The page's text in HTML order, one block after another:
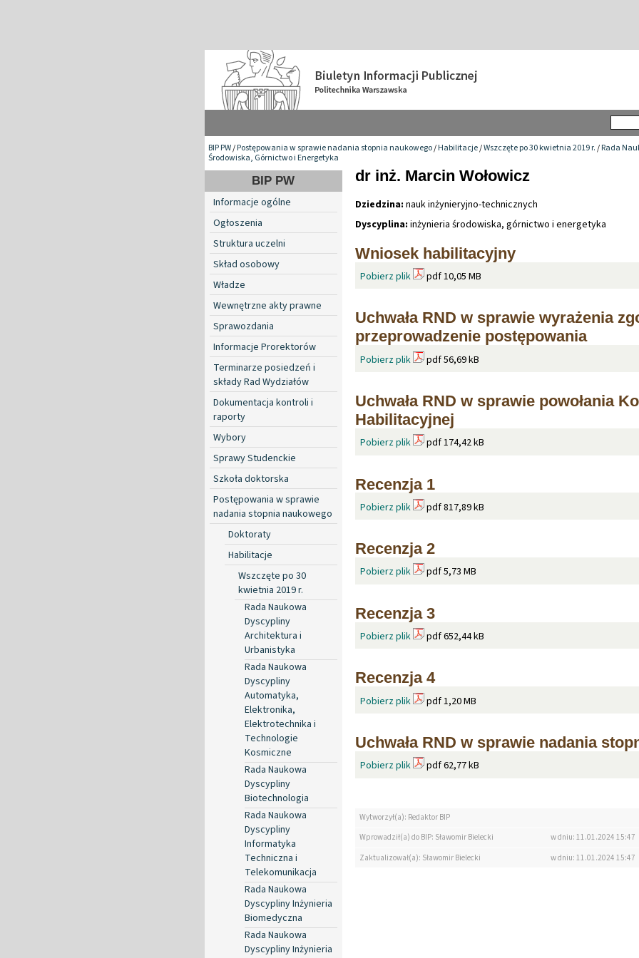
BIP PW/Postępowania w sprawie nadania stopnia naukowego/Habilitacje/Wszczęte po 30 kwietnia 2019 r./Rada
Środowiska, Górnictwo i Energetyka
BIP PW
Informacje ogólne
Ogłoszenia
Struktura uczelni
Skład osobowy
Władze
Wewnętrzne akty prawne
Sprawozdania
Informacje Prorektorów
Terminarze posiedzeń i
składy Rad Wydziałów
Dokumentacja kontroli i
raporty
Wybory
Sprawy Studenckie
Szkoła doktorska
Postępowania w sprawie
nadania stopnia naukowego
Doktoraty
Habilitacje
Wszczęte po 30
kwietnia 2019 r.
Rada Naukowa
Dyscypliny
Architektura i
Urbanistyka
Rada Naukowa
Dyscypliny
Automatyka,
Elektronika,
Elektrotechnika i
Technologie
Kosmiczne
Rada Naukowa
Dyscypliny
Biotechnologia
Rada Naukowa
Dyscypliny
Informatyka
Techniczna i
Telekomunikacja
Rada Naukowa
Dyscypliny Inżynieria
Biomedyczna
Rada Naukowa
Dyscypliny Inżynieria
dr inż. Marcin Wołowicz
Dziedzina: nauk inżynieryjno-technicznych
Dyscyplina: inżynieria środowiska, górnictwo i energetyka
Wniosek habilitacyjny
Pobierz plik pdf 10,05 MB
Uchwała RND w sprawie wyrażenia
przeprowadzenie postępowania
Pobierz plik pdf 56,69 kB
Uchwała RND w sprawie powołania
Habilitacyjnej
Pobierz plik pdf 174,42 kB
Recenzja 1
Pobierz plik pdf 817,89 kB
Recenzja 2
Pobierz plik pdf 5,73 MB
Recenzja 3
Pobierz plik pdf 652,44 kB
Recenzja 4
Pobierz plik pdf 1,20 MB
Uchwała RND w sprawie nadania
Pobierz plik pdf 62,77 kB
Wytworzył(a): Redaktor BIP
Wprowadził(a) do BIP: Sławomir Bielecki
w dniu: 11.01.2024 15:47
Zaktualizował(a): Sławomir Bielecki
w dniu: 11.01.2024 15:47